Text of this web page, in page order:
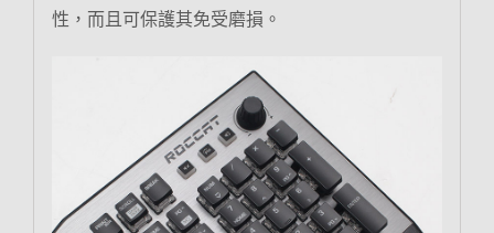
性，而且可保護其免受磨損。